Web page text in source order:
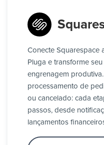
Conecte Squarespace
Pluga e transforme
engrenagem
processamento de
ou cancelado: cada
passos, desde
lançamentos